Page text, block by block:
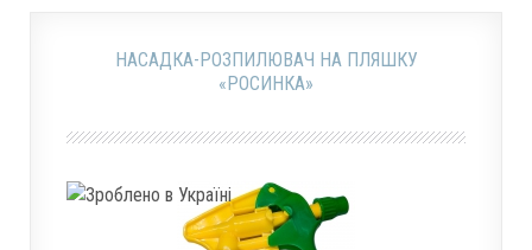
НАСАДКА-РОЗПИЛЮВАЧ НА ПЛЯШКУ
«РОСИНКА»